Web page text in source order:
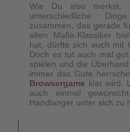
Wie Du also merkst,
unterschiedliche
zusammen, das gerade
alten Mafia-Klassiker
hat, dürfte sich auch mit
Doch es tut auch mal
spielen und die
immer das Gute
Browsergame klar wird.
auch einmal
Handlanger unter sich zu